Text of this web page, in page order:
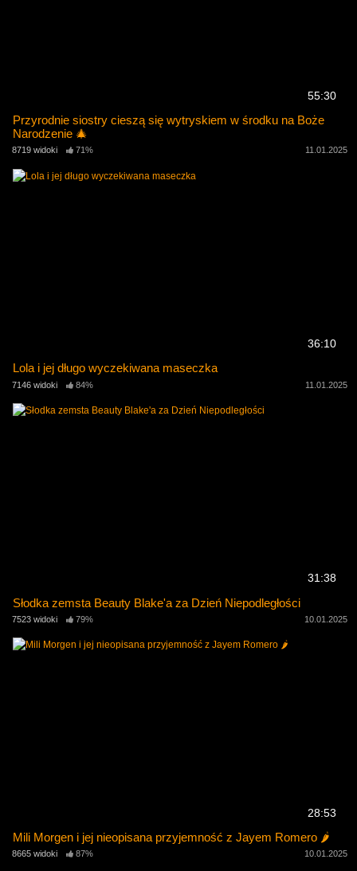
55:30
Przyrodnie siostry cieszą się wytryskiem w środku na Boże
Narodzenie 🎄
8719 widoki 71% 11.01.2025
36:10
Lola i jej długo wyczekiwana maseczka
7146 widoki 84% 11.01.2025
31:38
Słodka zemsta Beauty Blake'a za Dzień Niepodległości
7523 widoki 79% 10.01.2025
28:53
Mili Morgen i jej nieopisana przyjemność z Jayem Romero 🌶️
8665 widoki 87% 10.01.2025